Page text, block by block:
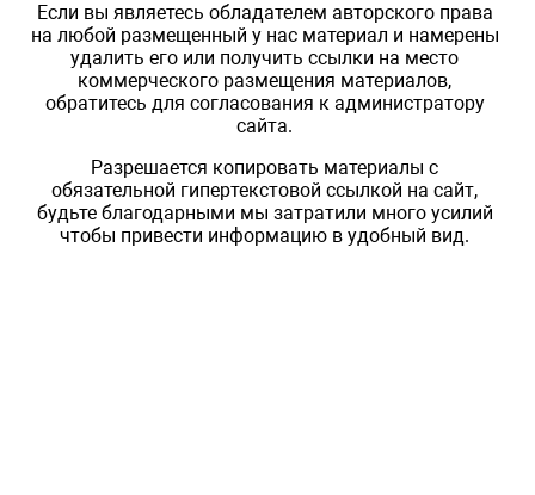
Если вы являетесь обладателем авторского права
на любой размещенный у нас материал и намерены
удалить его или получить ссылки на место
коммерческого размещения материалов,
обратитесь для согласования к администратору
сайта.
Разрешается копировать материалы с
обязательной гипертекстовой ссылкой на сайт,
будьте благодарными мы затратили много усилий
чтобы привести информацию в удобный вид.